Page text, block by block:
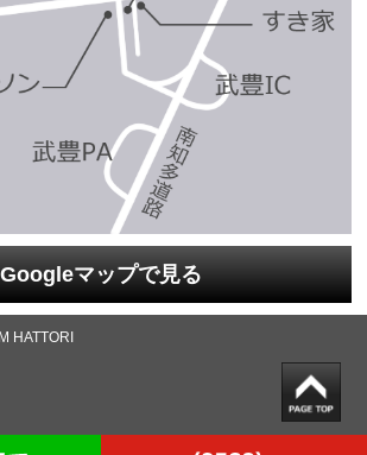
Googleマップで見る
HATTORI